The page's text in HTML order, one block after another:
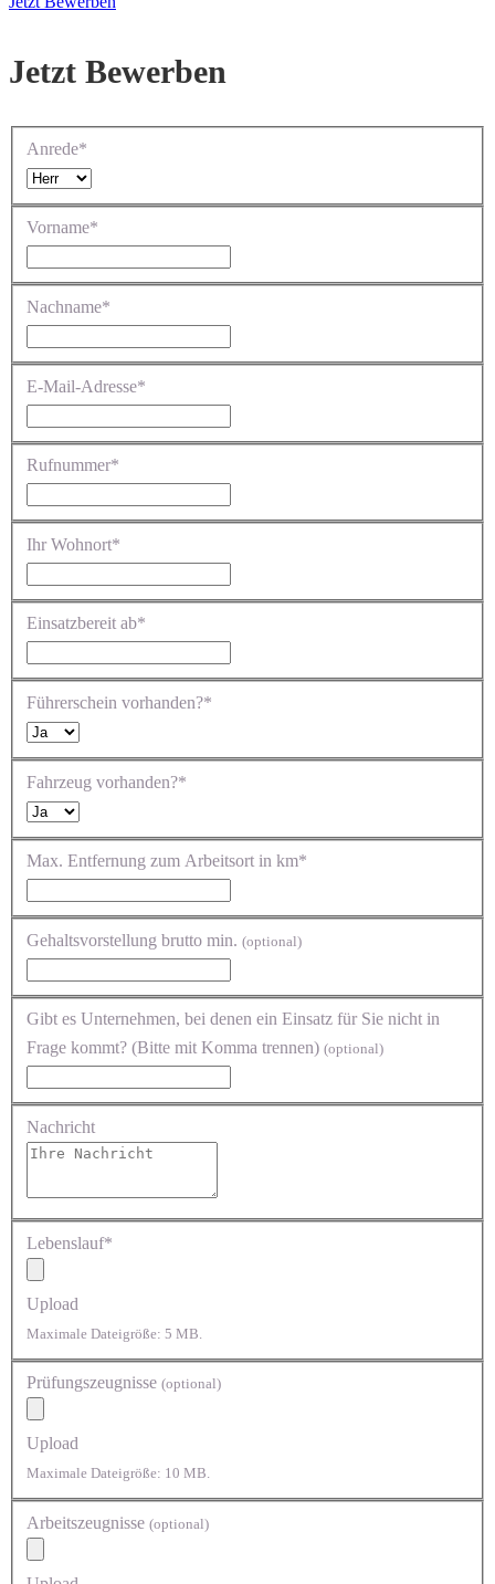
Jetzt Bewerben
Anrede*
Vorname*
Nachname*
E-Mail-Adresse*
Rufnummer*
Ihr Wohnort*
Einsatzbereit ab*
Führerschein vorhanden?*
Fahrzeug vorhanden?*
Max. Entfernung zum Arbeitsort in km*
Gehaltsvorstellung brutto min. (optional)
Gibt es Unternehmen, bei denen ein Einsatz für Sie nicht in
Frage kommt? (Bitte mit Komma trennen) (optional)
Nachricht
Lebenslauf*
Upload
Maximale Dateigröße: 5 MB.
Prüfungszeugnisse (optional)
Upload
Maximale Dateigröße: 10 MB.
Arbeitszeugnisse (optional)